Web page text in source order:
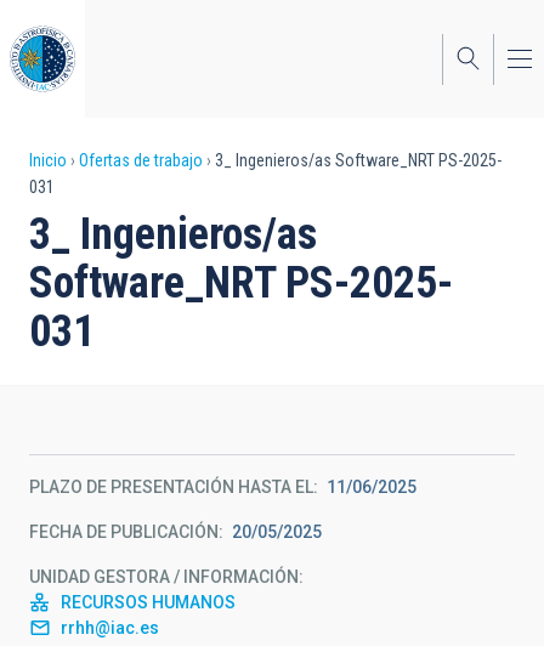
al
contenido
principal
Sobrescribir
enlaces
de
ayuda
a
Inicio Ofertas de trabajo
3_ Ingenieros/as Software_NRT PS-2025-
031
3_ Ingenieros/as
Software_NRT PS-2025-
031
PLAZO DE PRESENTACIÓN HASTA EL 11/06/2025
FECHA DE PUBLICACIÓN 20/05/2025
UNIDAD GESTORA / INFORMACIÓN
RECURSOS HUMANOS
rrhh@iac.es